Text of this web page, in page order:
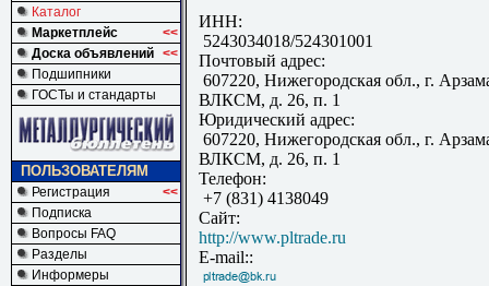
Каталог
Маркетплейс
<<
Доска объявлений <<
Подшипники
ГОСТы и стандарты
ПОЛЬЗОВАТЕЛЯМ
Регистрация
<<
Подписка
Вопросы FAQ
Разделы
Информеры
ИНН:
5243034018/524301001
Почтовый адрес:
607220, Нижегородская обл., г.
ВЛКСМ, д. 26, п. 1
Юридический адрес:
607220, Нижегородская обл., г.
ВЛКСМ, д. 26, п. 1
Телефон:
+7 (831) 4138049
Сайт:
http://www.pltrade.ru
E-mail::